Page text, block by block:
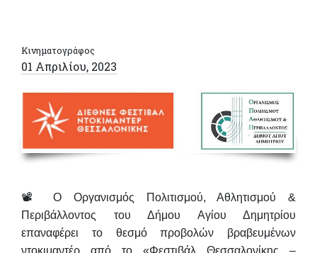
Κινηματογράφος
01 Απριλίου, 2023
📽 Ο Οργανισμός Πολιτισμού, Αθλητισμού &
Περιβάλλοντος του Δήμου Αγίου Δημητρίου
επαναφέρει το θεσμό προβολών βραβευμένων
ντοκιμαντέρ από το «Φεστιβάλ Θεσσαλονίκης –